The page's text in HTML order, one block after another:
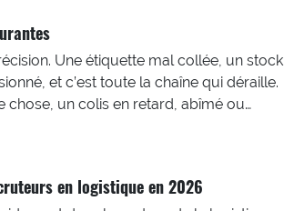
Une étiquette mal collée, un stock
et c’est toute la chaîne qui déraille.
chose, un colis en retard, abîmé ou…
en logistique en 2026